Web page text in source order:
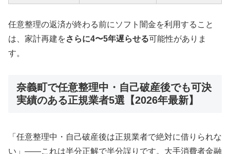
任意整理の返済が終わる前にソフト闇金を利用すること
は、家計再建をさらに4〜5年遅らせる可能性がありま
す。
奈義町で任意整理中・自己破産後でも可決
実績のある正規業者5選【2026年最新】
「任意整理中・自己破産後は正規業者で絶対に借りられな
い」——これは半分正解で半分誤りです。大手消費者金融